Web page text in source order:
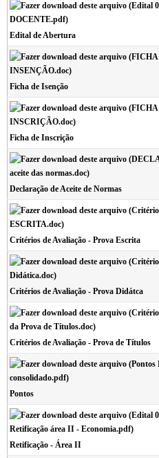
Edital de Abertura
Ficha de Isenção
Ficha de Inscrição
Declaração de Aceite de Normas
Critérios de Avaliação - Prova Escrita
Critérios de Avaliação - Prova Didátca
Critérios de Avaliação - Prova de Títulos
Pontos
Retificação - Área II